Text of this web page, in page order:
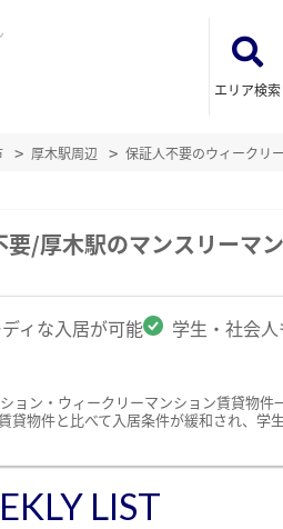
エリア検索
厚木駅周辺 保証人不要のウィークリ
要/厚木駅のマンスリーマ
ィな入居が可能 学生・社会
ョン・ウィークリーマンション賃貸物
貸物件と比べて入居条件が緩和され、
LIST